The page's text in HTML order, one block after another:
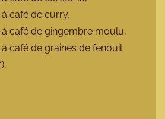
café de curry,
à café de gingembre moulu,
café de graines de fenouil